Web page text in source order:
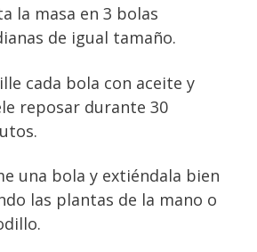
la masa en 3 bolas
de igual tamaño.
cada bola con aceite y
reposar durante 30
una bola y extiéndala bien
las plantas de la mano o